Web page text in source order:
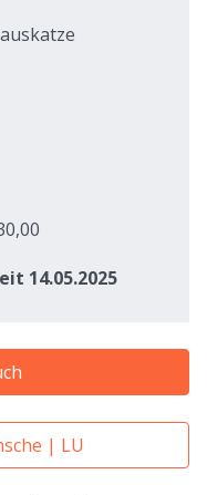
14.05.2025
| LU